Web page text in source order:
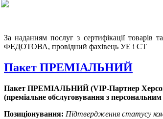
За наданням послуг з сертифікації
ФЕДОТОВА, провідний фахівець УЕ і СТ
Пакет ПРЕМІАЛЬНИЙ
Пакет ПРЕМІАЛЬНИЙ (VIP-Партнер
(преміальне обслуговування з персональним
Позиціонування: Підтвердження статусу